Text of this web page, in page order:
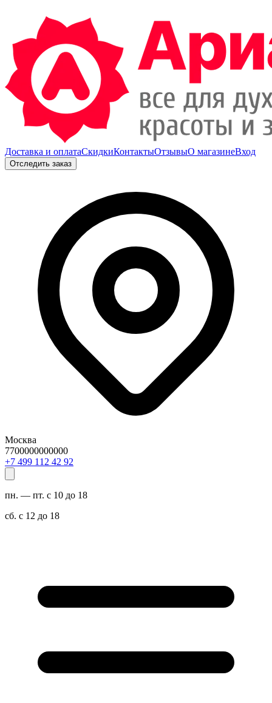
Доставка и оплатаСкидкиКонтактыОтзывыО магазинеВход
Отследить заказ
Москва
7700000000000
29 24 211 994 7+
пн. — пт. с 10 до 18
сб. с 12 до 18